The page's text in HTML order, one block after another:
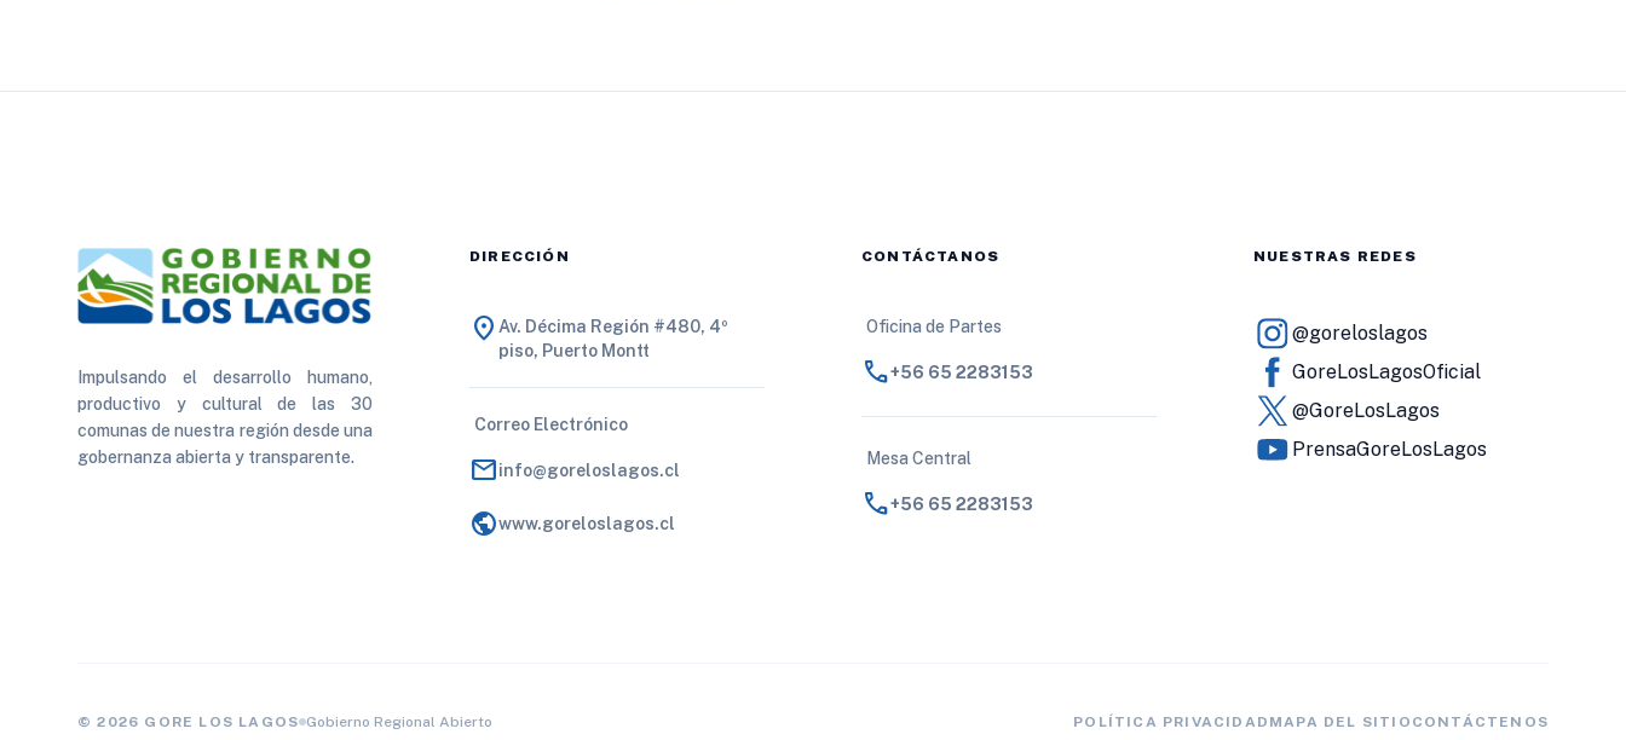
Impulsando el desarrollo humano,
productivo y cultural de las 30
comunas de nuestra región desde una
gobernanza abierta y transparente.
DIRECCIÓN
location_on Av. Décima Región #480, 4º
piso, Puerto Montt
Correo Electrónico
mailinfo@goreloslagos.cl
publicwww.goreloslagos.cl
CONTÁCTANOS
Oficina de Partes
call+56 65 2283153
Mesa Central
call+56 65 2283153
NUESTRAS REDES
@goreloslagos
GoreLosLagosOficial
@GoreLosLagos
PrensaGoreLosLagos
© 2026 GORE LOS LAGOS Gobierno Regional Abierto POLÍTICA PRIVACIDAD MAPA DEL SITIO CONTÁCTENOS